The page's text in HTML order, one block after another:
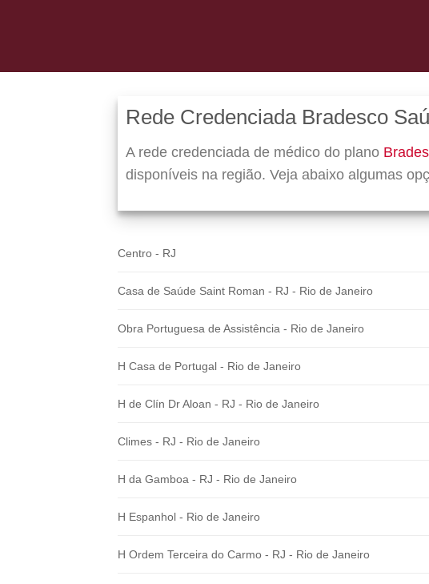
Rede Credenciada Bradesco
A rede credenciada de médico do plano
disponíveis na região. Veja abaixo algumas
Centro - RJ
Casa de Saúde Saint Roman - RJ - Rio de Janeiro
Obra Portuguesa de Assistência - Rio de Janeiro
H Casa de Portugal - Rio de Janeiro
H de Clín Dr Aloan - RJ - Rio de Janeiro
Climes - RJ - Rio de Janeiro
H da Gamboa - RJ - Rio de Janeiro
H Espanhol - Rio de Janeiro
H Ordem Terceira do Carmo - RJ - Rio de Janeiro